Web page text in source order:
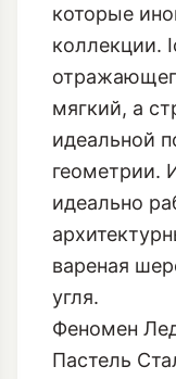
которые
коллекции.
мягкий, а
идеальной
геометрии.
идеально
вареная
угля.
Феномен
Пастель